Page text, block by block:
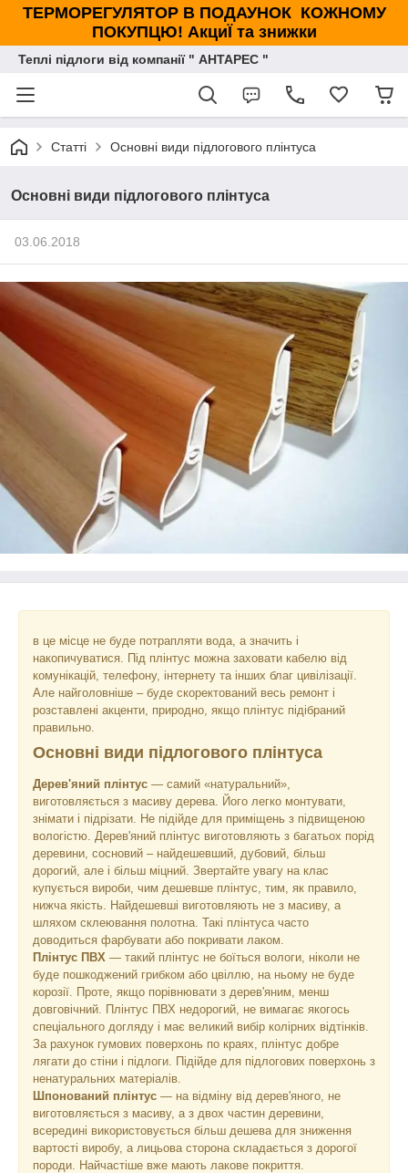
ТЕРМОРЕГУЛЯТОР В ПОДАУНОК КОЖНОМУ
ПОКУПЦЮ! АкциЇ та знижки
Теплі підлоги від компанії " АНТАРЕС "
Статті Основні види підлогового плінтуса
Основні види підлогового плінтуса
03.06.2018
в це місце не буде потрапляти вода, а значить і
накопичуватися. Під плінтус можна заховати кабелю від
комунікацій, телефону, інтернету та інших благ цивілізації.
Але найголовніше – буде скоректований весь ремонт і
розставлені акценти, природно, якщо плінтус підібраний
правильно.
Основні види підлогового плінтуса
Дерев'яний плінтус — самий «натуральний»,
виготовляється з масиву дерева. Його легко монтувати,
знімати і підрізати. Не підійде для приміщень з підвищеною
вологістю. Дерев'яний плінтус виготовляють з багатьох порід
деревини, сосновий – найдешевший, дубовий, більш
дорогий, але і більш міцний. Звертайте увагу на клас
купується вироби, чим дешевше плінтус, тим, як правило,
нижча якість. Найдешевші виготовляють не з масиву, а
шляхом склеювання полотна. Такі плінтуса часто
доводиться фарбувати або покривати лаком.
Плінтус ПВХ — такий плінтус не боїться вологи, ніколи не
буде пошкоджений грибком або цвіллю, на ньому не буде
корозії. Проте, якщо порівнювати з дерев'яним, менш
довговічний. Плінтус ПВХ недорогий, не вимагає якогось
спеціального догляду і має великий вибір колірних відтінків.
За рахунок гумових поверхонь по краях, плінтус добре
лягати до стіни і підлоги. Підійде для підлогових поверхонь з
ненатуральних матеріалів.
Шпонований плінтус — на відміну від дерев'яного, не
виготовляється з масиву, а з двох частин деревини,
всередині використовується більш дешева для зниження
вартості виробу, а лицьова сторона складається з дорогої
породи. Найчастіше вже мають лакове покриття.